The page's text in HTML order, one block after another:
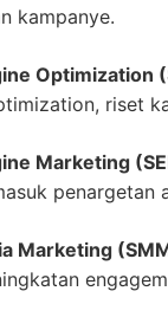
kampanye.
Optimization
riset
Marketing
penargetan
Marketing